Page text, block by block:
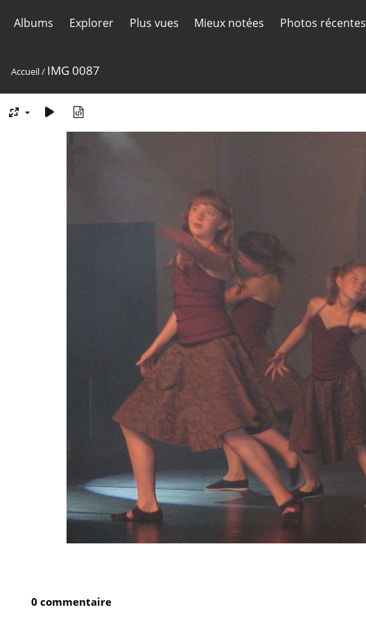
Albums Explorer Plus vues Mieux notées Photos récentes
Accueil/ IMG 0087
0 commentaire